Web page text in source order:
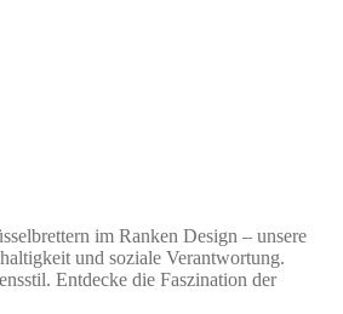
im Ranken Design – unsere
und soziale Verantwortung.
Entdecke die Faszination der